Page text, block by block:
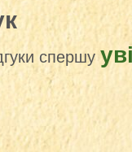
спершу